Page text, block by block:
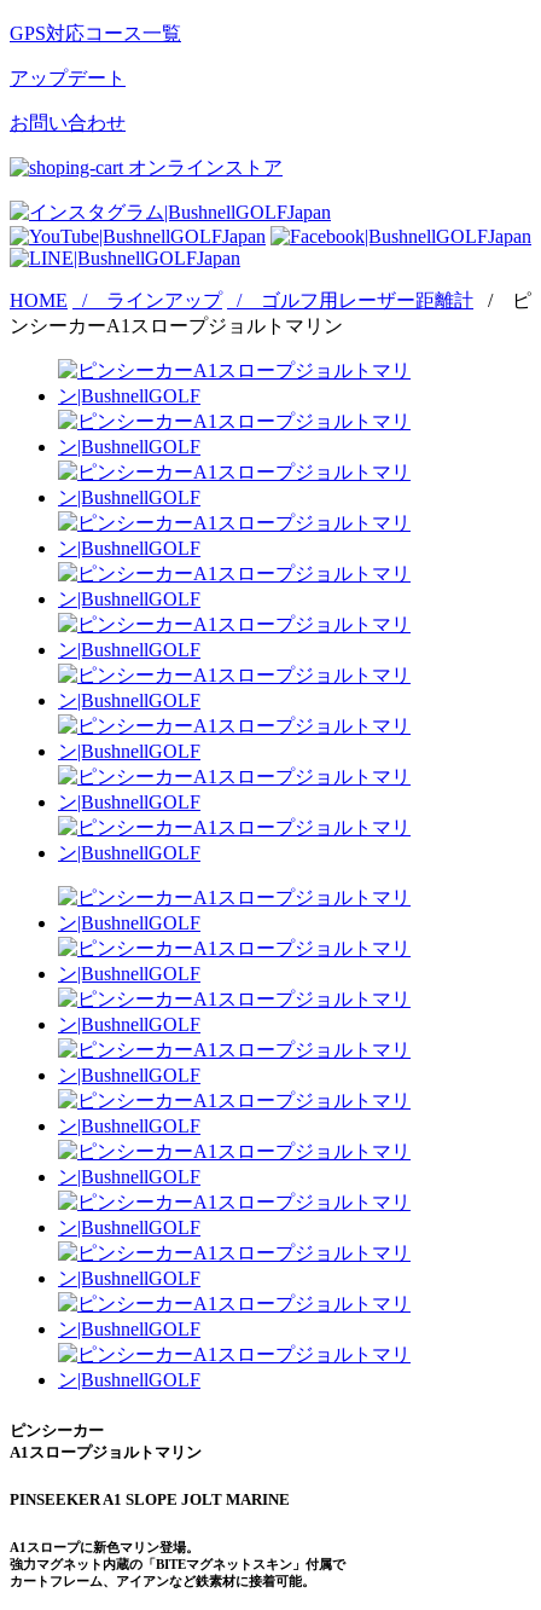
GPS対応コース一覧
アップデート
お問い合わせ
オンラインストア
HOME / ラインアップ / ゴルフ用レーザー距離計
/ ピ
ンシーカーA1スロープジョルトマリン
ピンシーカー
A1スロープジョルトマリン
PINSEEKER A1 SLOPE JOLT MARINE
A1スロープに新色マリン登場。
強力マグネット内蔵の「BITEマグネットスキン」付属で
カートフレーム、アイアンなど鉄素材に接着可能。